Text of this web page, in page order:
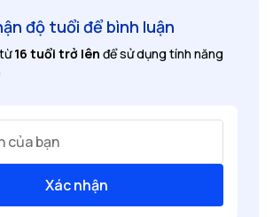
độ tuổi để bình luận
16 tuổi trở lên để sử dụng tính năng
của bạn
Xác nhận